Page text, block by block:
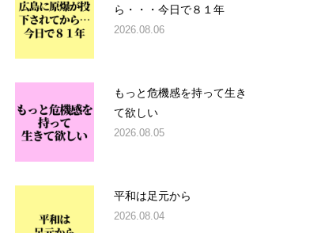
ら・・・今日で８１年
2026.08.06
もっと危機感を持って生き
て欲しい
2026.08.05
平和は足元から
2026.08.04